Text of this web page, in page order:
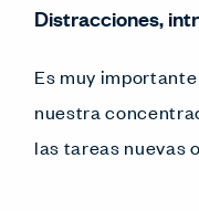
Distracciones,
Es muy
nuestra
las tareas nuevas